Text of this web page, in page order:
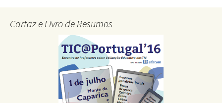
Cartaz e Livro de Resumos